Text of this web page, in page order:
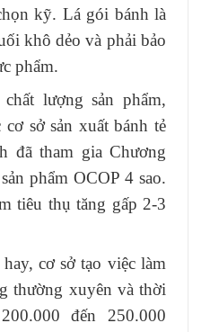
kỹ. Lá gói bánh là
khô dẻo và phải bảo
phẩm.
lượng sản phẩm,
sở sản xuất bánh tẻ
đã tham gia Chương
phẩm OCOP 4 sao.
tiêu thụ tăng gấp 2-3
cơ sở tạo việc làm
thường xuyên và thời
đến 250.000